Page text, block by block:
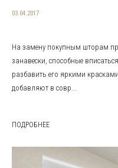
03.04.2017
На замену покупным шторам
занавески, способные
разбавить его яркими
добавляют в совр...
ПОДРОБНЕЕ